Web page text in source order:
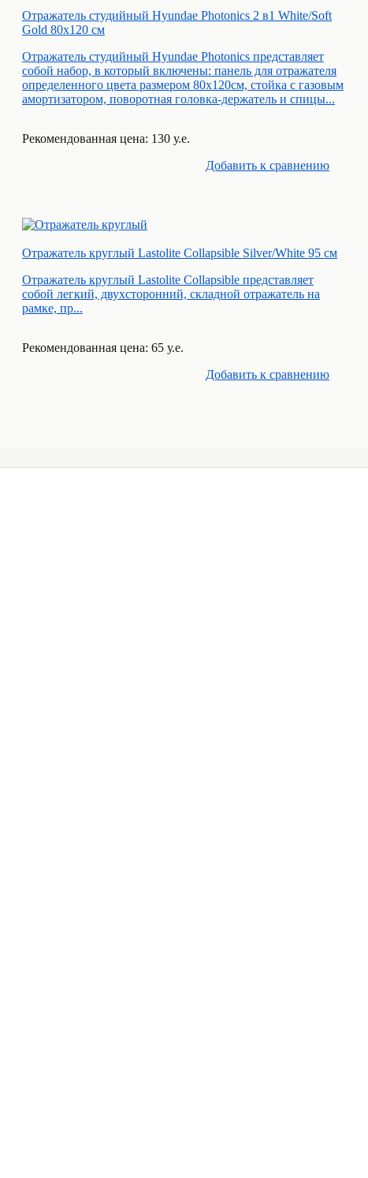
Отражатель студийный Hyundae Photonics 2 в1 White/Soft
Gold 80х120 см
Отражатель студийный Hyundae Photonics представляет
собой набор, в который включены: панель для отражателя
определенного цвета размером 80x120см, стойка с газовым
амортизатором, поворотная головка-держатель и спицы...
Рекомендованная цена: 130 у.е.
Добавить к cравнению
Отражатель круглый Lastolite Collapsible Silver/White 95 см
Отражатель круглый Lastolite Collapsible представляет
собой легкий, двухсторонний, складной отражатель на
рамке, пр...
Рекомендованная цена: 65 у.е.
Добавить к cравнению